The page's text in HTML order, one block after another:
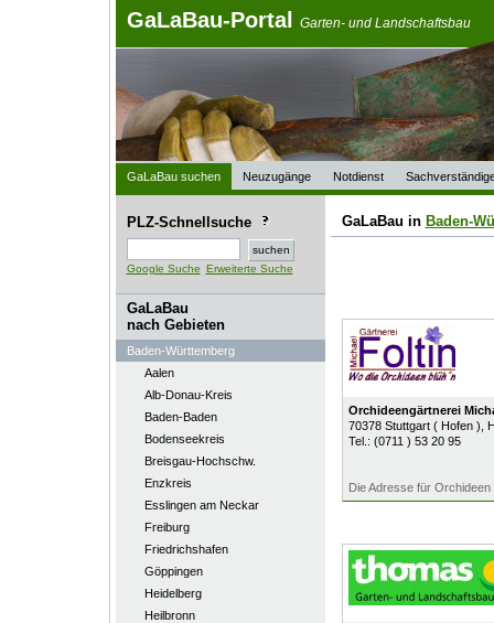
GaLaBau-Portal Garten- und Landschaftsbau
GaLaBau suchen Neuzugänge Notdienst
PLZ-Schnellsuche
Google Suche Erweiterte Suche
GaLaBau
nach Gebieten
Baden-Württemberg
Aalen
Alb-Donau-Kreis
Baden-Baden
Bodenseekreis
Breisgau-Hochschw.
Enzkreis
Esslingen am Neckar
Freiburg
Friedrichshafen
Göppingen
Heidelberg
Heilbronn
GaLaBau in Baden-
Orchideengärtnerei
70378 Stuttgart ( Hofen ) ,
Tel.: (0711 ) 53 20 95
Die Adresse für Orchideen